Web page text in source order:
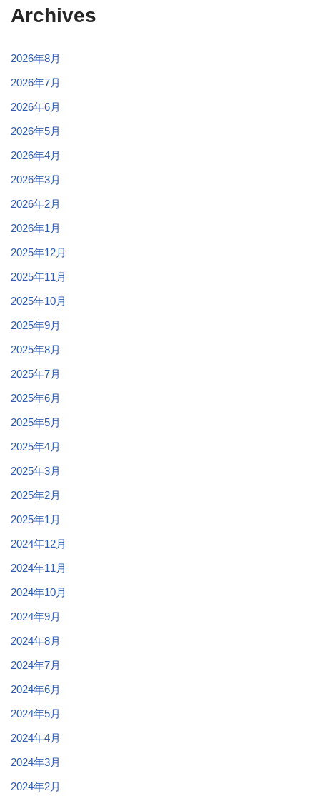
Archives
2026年8月
2026年7月
2026年6月
2026年5月
2026年4月
2026年3月
2026年2月
2026年1月
2025年12月
2025年11月
2025年10月
2025年9月
2025年8月
2025年7月
2025年6月
2025年5月
2025年4月
2025年3月
2025年2月
2025年1月
2024年12月
2024年11月
2024年10月
2024年9月
2024年8月
2024年7月
2024年6月
2024年5月
2024年4月
2024年3月
2024年2月